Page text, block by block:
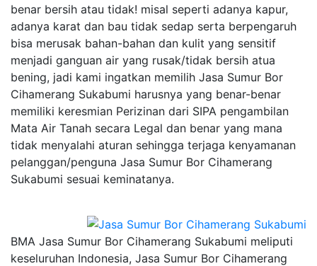
benar bersih atau tidak! misal seperti adanya kapur,
adanya karat dan bau tidak sedap serta berpengaruh
bisa merusak bahan-bahan dan kulit yang sensitif
menjadi ganguan air yang rusak/tidak bersih atua
bening, jadi kami ingatkan memilih Jasa Sumur Bor
Cihamerang Sukabumi harusnya yang benar-benar
memiliki keresmian Perizinan dari SIPA pengambilan
Mata Air Tanah secara Legal dan benar yang mana
tidak menyalahi aturan sehingga terjaga kenyamanan
pelanggan/penguna Jasa Sumur Bor Cihamerang
Sukabumi sesuai keminatanya.
BMA Jasa Sumur Bor Cihamerang Sukabumi meliputi
keseluruhan Indonesia, Jasa Sumur Bor Cihamerang